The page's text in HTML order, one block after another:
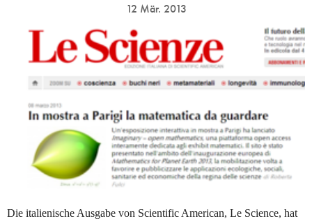
12 Mär. 2013
Die italienische Ausgabe von Scientific American, Le Science, hat